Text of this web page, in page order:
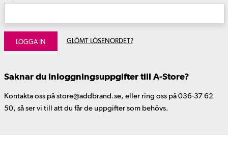
LOGGA IN GLÖMT LÖSENORDET?
Saknar du inloggningsuppgifter till A-Store?
Kontakta oss på store@addbrand.se, eller ring oss på 036-37 62
50, så ser vi till att du får de uppgifter som behövs.